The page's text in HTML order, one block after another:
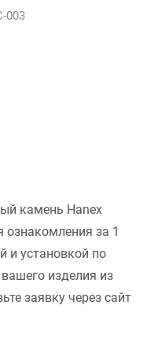
003
камень Hanex
ознакомления за 1
и установкой по
изделия из
заявку через сайт